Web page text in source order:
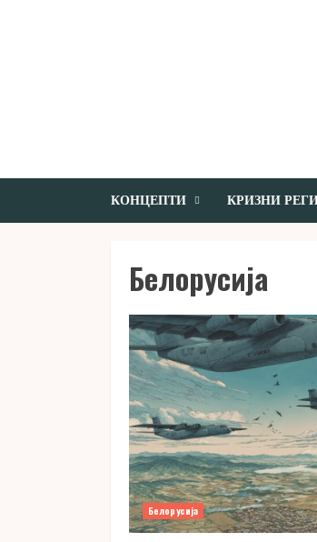
КОНЦЕПТИ КРИЗНИ
Белорусија
Белорусија